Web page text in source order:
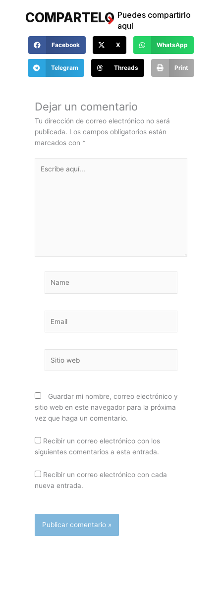
COMPARTELO Puedes compartirlo
aquí
Facebook X WhatsApp
Telegram Threads Print
Dejar un comentario
Tu dirección de correo electrónico no será
publicada. Los campos obligatorios están
marcados con *
aquí...
web
Guardar mi nombre, correo electrónico y
sitio web en este navegador para la próxima
vez que haga un comentario.
Recibir un correo electrónico con los
siguientes comentarios a esta entrada.
Recibir un correo electrónico con cada
nueva entrada.